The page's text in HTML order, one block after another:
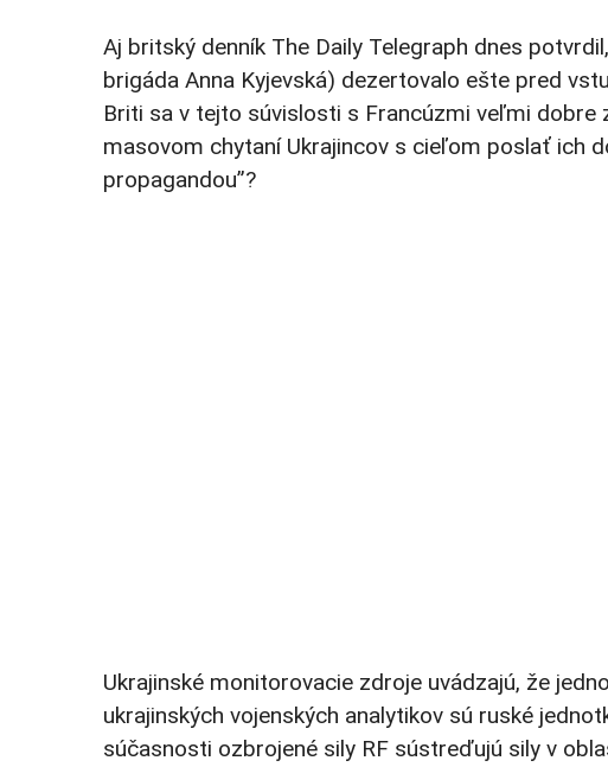
Aj britský denník The Daily Telegraph dnes
brigáda Anna Kyjevská) dezertovalo ešte pred
Briti sa v tejto súvislosti s Francúzmi veľmi dobre
masovom chytaní Ukrajincov s cieľom poslať ich
propagandou”?
Ukrajinské monitorovacie zdroje uvádzajú, že
ukrajinských vojenských analytikov sú ruské
súčasnosti ozbrojené sily RF sústreďujú sily v